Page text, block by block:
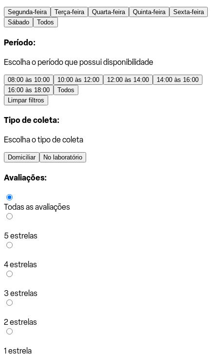
Segunda-feira Terça-feira Quarta-feira Quinta-feira
Sexta-feira
Sábado
Todos
Período:
Escolha o período que possui disponibilidade
08:00 às 10:00 10:00 às 12:00 12:00 às 14:00
14:00 às 16:00
16:00 às 18:00
Todos
Limpar filtros
Tipo de coleta:
Escolha o tipo de coleta
Domiciliar No laboratório
Avaliações:
Todas as avaliações
5 estrelas
4 estrelas
3 estrelas
2 estrelas
1 estrela